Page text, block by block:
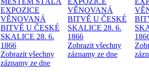
EXPOZICE
VĚNOVANÁ
BITVĚ U ČESKÉ
SKALICE 28. 6.
1866
Zobrazit všechny
záznamy ze dne
VĚNOVANÁ
BITVĚ U ČESKÉ
SKALICE 28. 6.
1866
Zobrazit všechny
záznamy ze dne